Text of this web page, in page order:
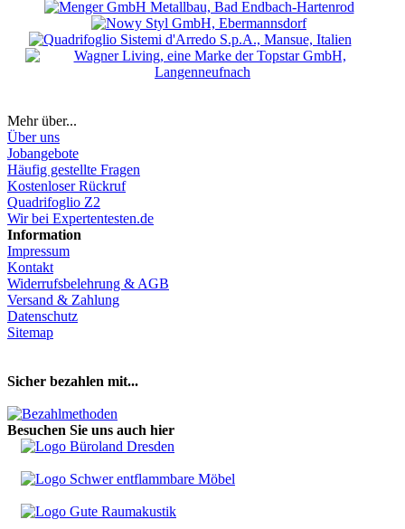
Mehr über...
Über uns
Jobangebote
Häufig gestellte Fragen
Kostenloser Rückruf
Quadrifoglio Z2
Wir bei Expertentesten.de
Information
Impressum
Kontakt
Widerrufsbelehrung & AGB
Versand & Zahlung
Datenschutz
Sitemap
Sicher bezahlen mit...
Besuchen Sie uns auch hier